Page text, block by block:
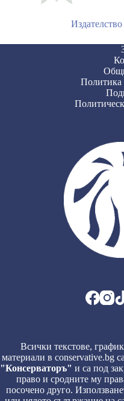
Политика
Всички текстове,
материали в conservative.bg
"Консерваторъ" и са под
право и сродните му
посочено друго.